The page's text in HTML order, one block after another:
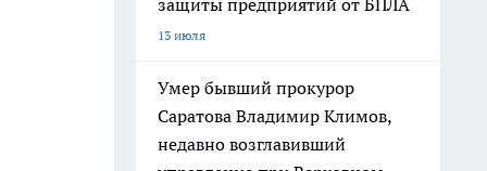
защиты предприятий от БПЛА
13 июля
Умер бывший прокурор
Саратова Владимир Климов,
недавно возглавивший